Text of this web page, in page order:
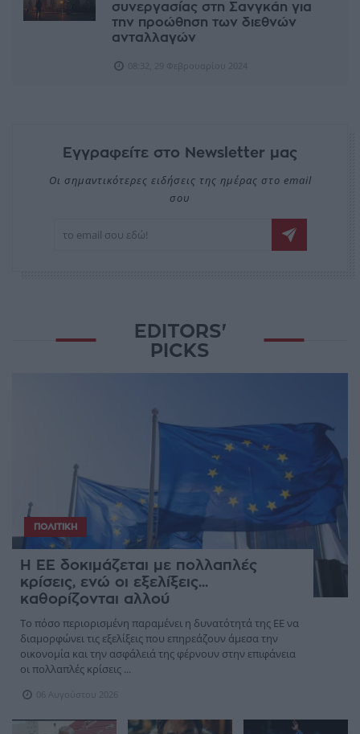
συνεργασίας στη Σανγκάη για
την προώθηση των διεθνών
ανταλλαγών
Εγγραφείτε στο Newsletter μας
Οι σημαντικότερες ειδήσεις της ημέρας στο email
σου
EDITORS'
PICKS
ΠΟΛΙΤΙΚΉ
Η ΕΕ δοκιμάζεται με πολλαπλές
κρίσεις, ενώ οι εξελίξεις...
καθορίζονται αλλού
Το πόσο περιορισμένη παραμένει η δυνατότητά της ΕΕ να
διαμορφώνει τις εξελίξεις που επηρεάζουν άμεσα την
οικονομία και την ασφάλειά της φέρνουν στην επιφάνεια
οι πολλαπλές κρίσεις ...
06 Αυγούστου 2026